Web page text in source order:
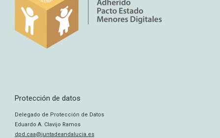
Protección de datos
Delegado de Protección de Datos
Eduardo A. Clavijo Ramos
dpd.caa@juntadeandalucia.es